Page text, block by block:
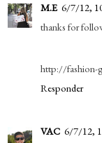
M.E 6/7/12,
thanks for
http://fashion-
Responder
VAC 6/7/12,